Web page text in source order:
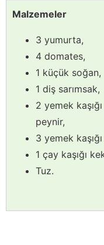
Malzemeler
3 yumurta,
4 domates,
1 küçük soğan,
1 diş sarımsak,
2 yemek
peynir,
3 yemek
1 çay kaşığı
Tuz.